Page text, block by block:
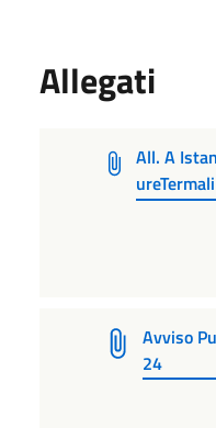
Allegati
All. A
ureTermali
Avviso
24